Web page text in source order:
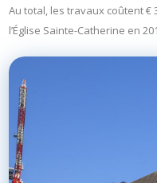
Au total, les travaux coûtent
l’Église Sainte-Catherine en